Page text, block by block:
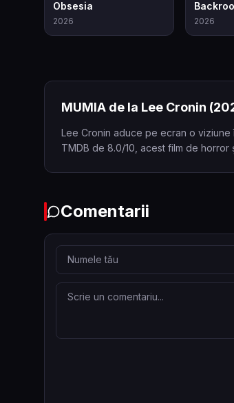
Obsesia
2026 2026
MUMIA de la Lee Cronin
Lee Cronin aduce pe ecran o viziune
TMDB de 8.0/10, acest film de
Comentarii